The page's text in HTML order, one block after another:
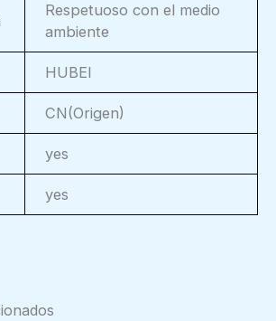
Respetuoso con el medio
ambiente
HUBEI
CN(Origen)
yes
yes